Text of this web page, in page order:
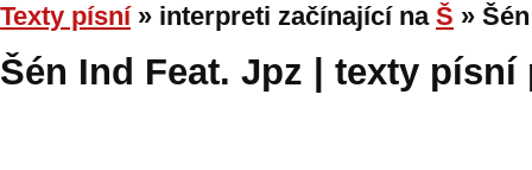
Texty písní» interpreti začínající na Š »
Šén Ind Feat. Jpz | texty